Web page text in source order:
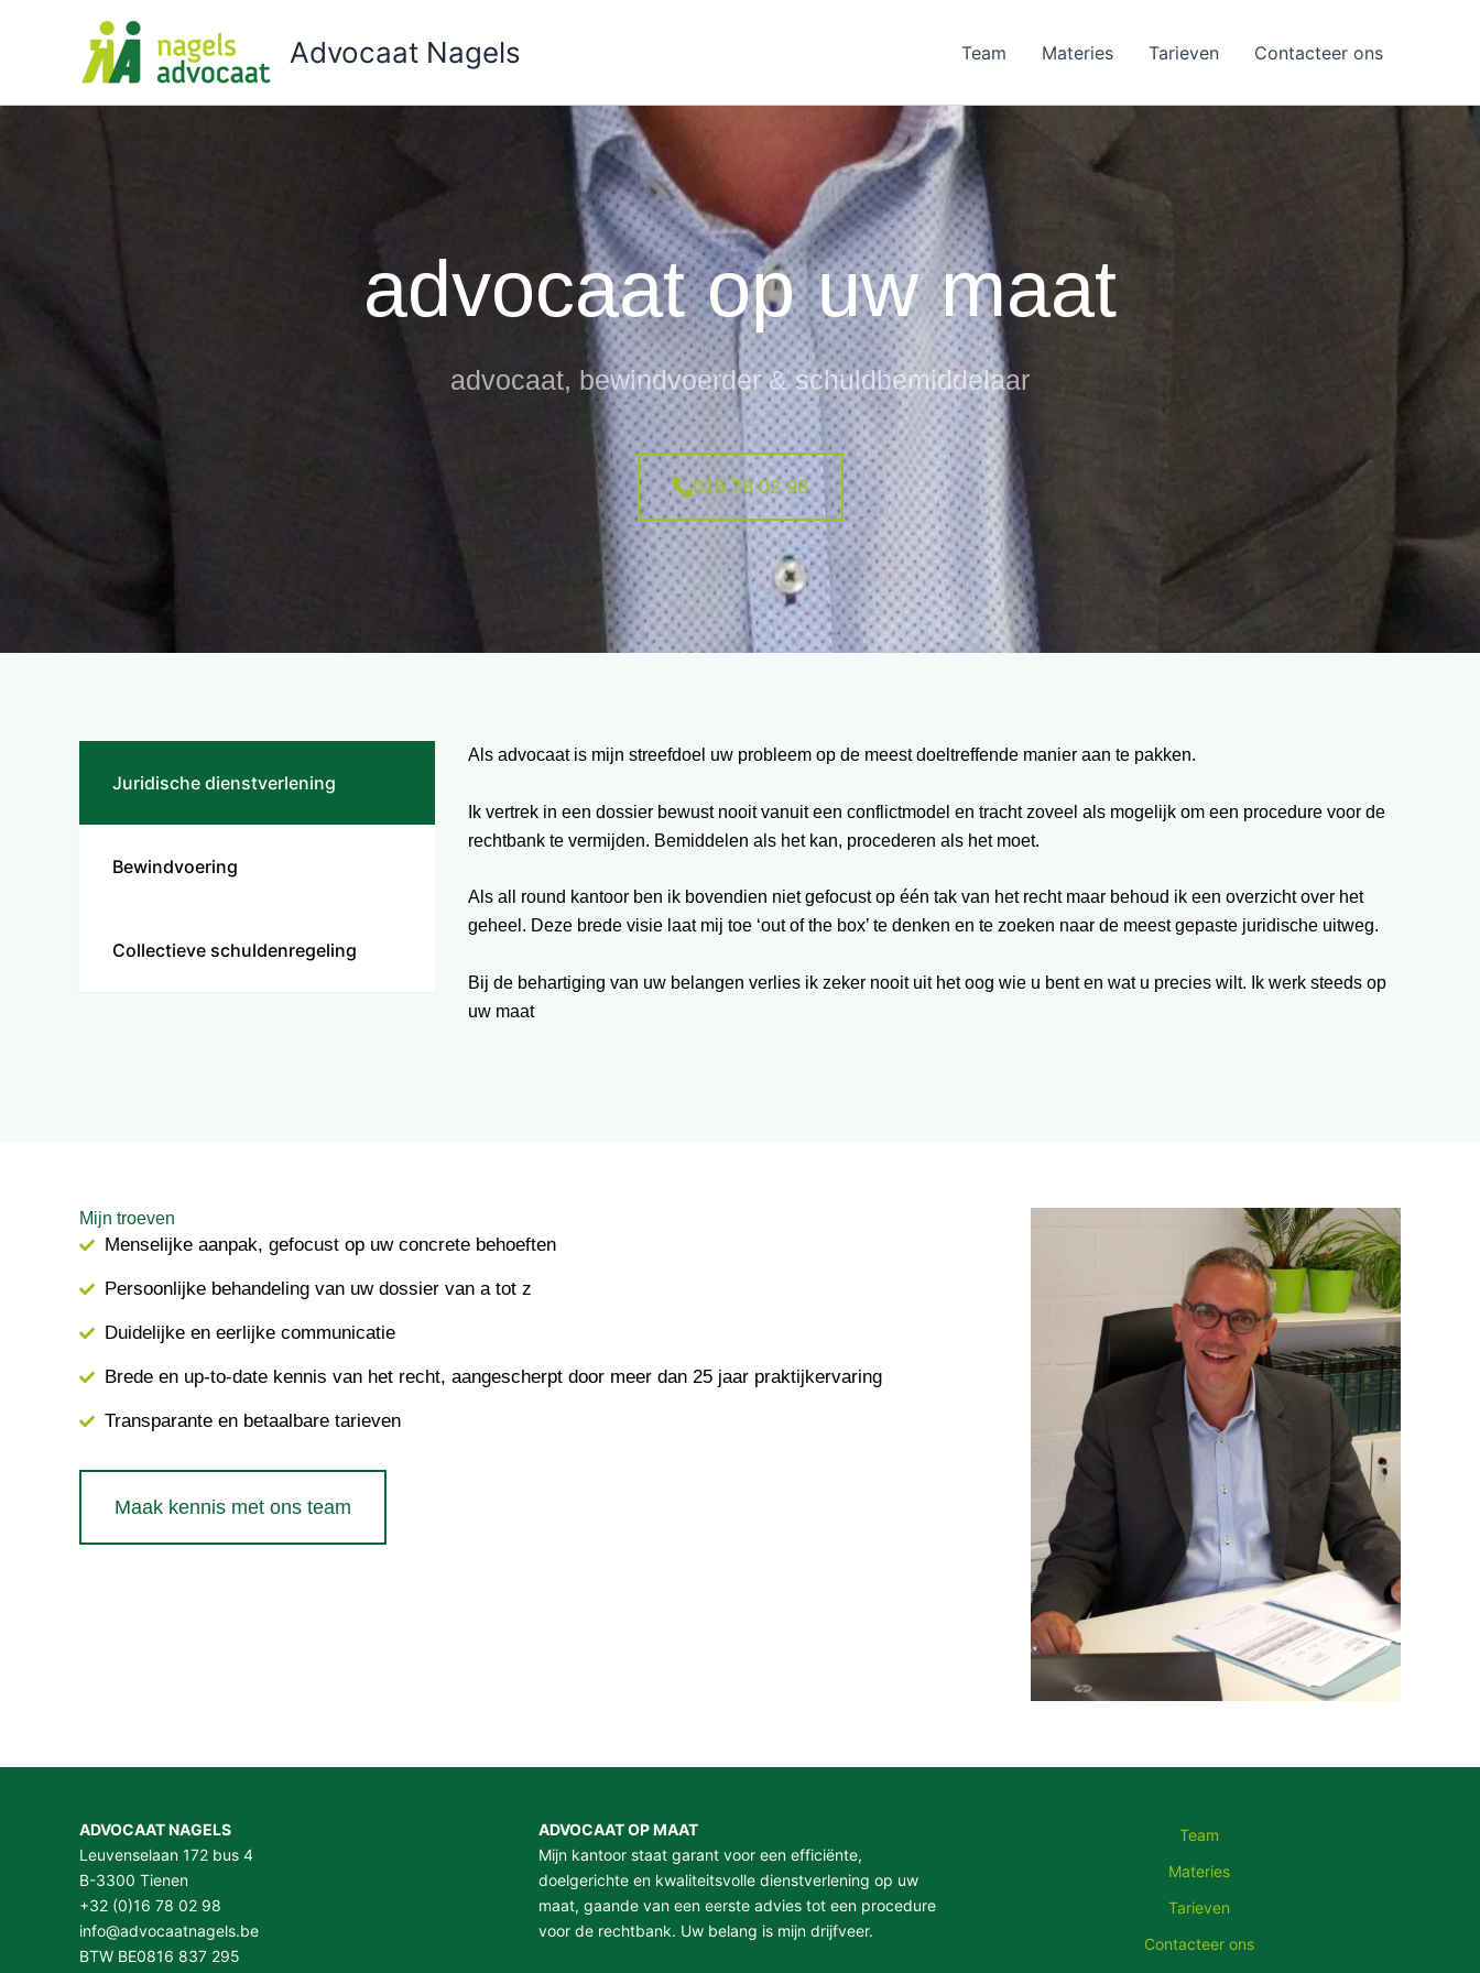
inhoud
Advocaat Nagels Team Materies Tarieven Contacteer ons
advocaat op uw maat
advocaat, bewindvoerder & schuldbemiddelaar
016 78 02 98
Juridische dienstverlening
Bewindvoering
Collectieve schuldenregeling
Als advocaat is mijn streefdoel uw probleem op de meest doeltreffende manier aan te pakken.
Ik vertrek in een dossier bewust nooit vanuit een conflictmodel en tracht zoveel als mogelijk om een procedure voor de
rechtbank te vermijden. Bemiddelen als het kan, procederen als het moet.
Als all round kantoor ben ik bovendien niet gefocust op één tak van het recht maar behoud ik een overzicht over het
geheel. Deze brede visie laat mij toe ‘out of the box’ te denken en te zoeken naar de meest gepaste juridische uitweg.
Bij de behartiging van uw belangen verlies ik zeker nooit uit het oog wie u bent en wat u precies wilt. Ik werk steeds op
uw maat
Mijn troeven
Menselijke aanpak, gefocust op uw concrete behoeften
Persoonlijke behandeling van uw dossier van a tot z
Duidelijke en eerlijke communicatie
Brede en up-to-date kennis van het recht, aangescherpt door meer dan 25 jaar praktijkervaring
Transparante en betaalbare tarieven
Maak kennis met ons team
ADVOCAAT NAGELS
Leuvenselaan 172 bus 4
B-3300 Tienen
+32 (0)16 78 02 98
info@advocaatnagels.be
BTW BE0816 837 295
ADVOCAAT OP MAAT
Mijn kantoor staat garant voor een efficiënte,
doelgerichte en kwaliteitsvolle dienstverlening op uw
maat, gaande van een eerste advies tot een procedure
voor de rechtbank. Uw belang is mijn drijfveer.
Team
Materies
Tarieven
Contacteer ons